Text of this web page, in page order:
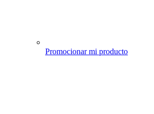
Promocionar mi producto